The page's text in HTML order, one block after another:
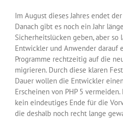
Im August dieses Jahres endet
Danach gibt es noch ein Jahr
Sicherheitslücken geben, aber so
Entwickler und Anwender darauf
Programme rechtzeitig auf die
migrieren. Durch diese klaren
Dauer wollen die Entwickler
Erscheinen von PHP 5
kein eindeutiges Ende für die
die deshalb noch recht lange